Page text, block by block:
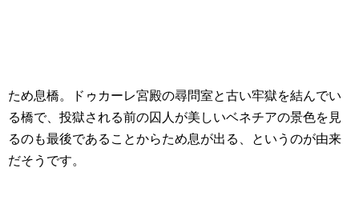
ため息橋。ドゥカーレ宮殿の尋問室と古い牢獄を結んでい
る橋で、投獄される前の囚人が美しいベネチアの景色を見
るのも最後であることからため息が出る、というのが由来
だそうです。